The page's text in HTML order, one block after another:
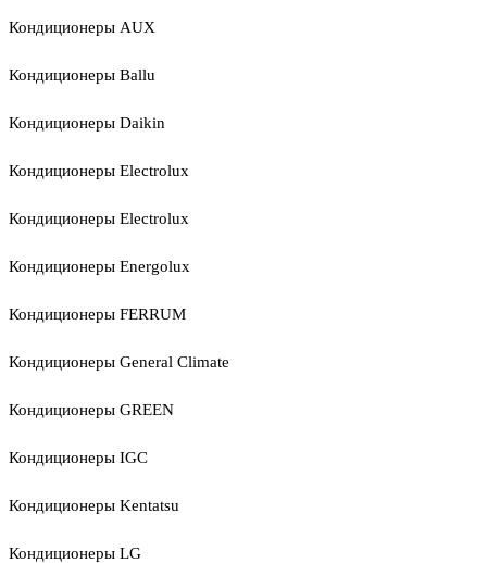
Кондиционеры AUX
Кондиционеры Ballu
Кондиционеры Daikin
Кондиционеры Electrolux
Кондиционеры Electrolux
Кондиционеры Energolux
Кондиционеры FERRUM
Кондиционеры General Climate
Кондиционеры GREEN
Кондиционеры IGC
Кондиционеры Kentatsu
Кондиционеры LG